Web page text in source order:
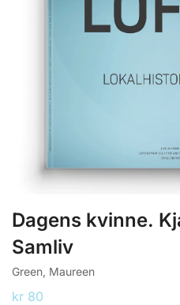
Dagens kvinne.
Samliv
Green, Maureen
kr 80